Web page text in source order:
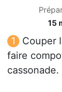
15
Couper
faire
cassonade.